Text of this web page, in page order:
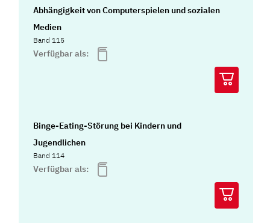
Abhängigkeit von Computerspielen und sozialen
Medien
Band 115
Verfügbar als:
Binge-Eating-Störung bei Kindern und
Jugendlichen
Band 114
Verfügbar als: